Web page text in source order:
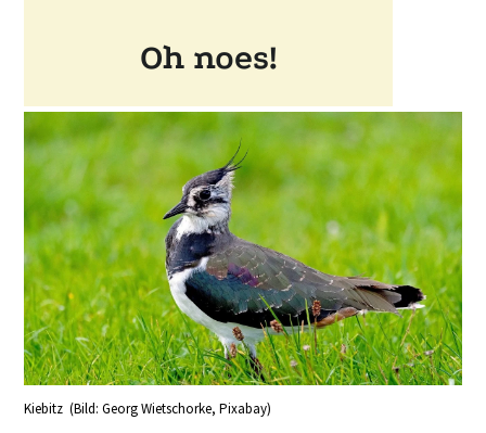
Kiebitz (Bild: Georg Wietschorke, Pixabay)